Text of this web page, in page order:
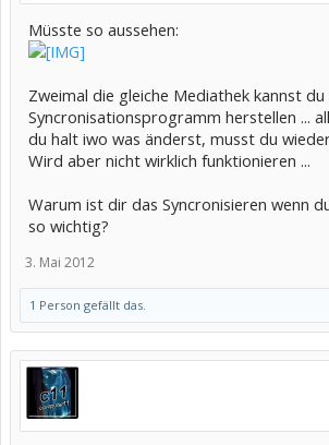
Müsste so aussehen:
Zweimal die gleiche Mediathek kannst
Syncronisationsprogramm herstellen ...
du halt iwo was änderst, musst du
Wird aber nicht wirklich funktionieren ...
Warum ist dir das Syncronisieren wenn
so wichtig?
3. Mai 2012
1 Person gefällt das.